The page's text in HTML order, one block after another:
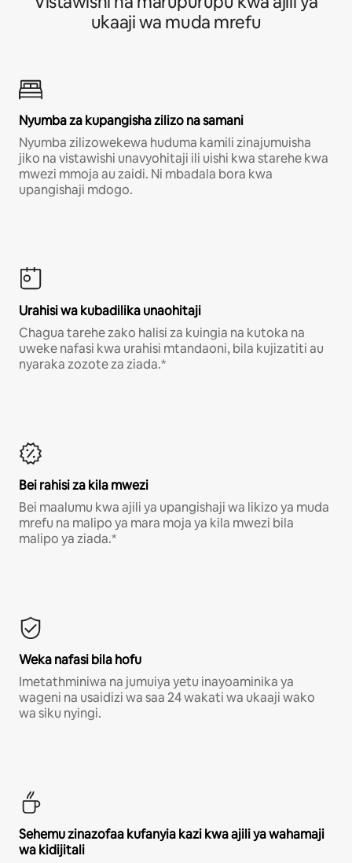
ukaaji wa muda mrefu
Nyumba za kupangisha zilizo na samani
Nyumba zilizowekewa huduma kamili zinajumuisha
jiko na vistawishi unavyohitaji ili uishi kwa starehe kwa
mwezi mmoja au zaidi. Ni mbadala bora kwa
upangishaji mdogo.
Urahisi wa kubadilika unaohitaji
Chagua tarehe zako halisi za kuingia na kutoka na
uweke nafasi kwa urahisi mtandaoni, bila kujizatiti au
nyaraka zozote za ziada.*
Bei rahisi za kila mwezi
Bei maalumu kwa ajili ya upangishaji wa likizo ya muda
mrefu na malipo ya mara moja ya kila mwezi bila
malipo ya ziada.*
Weka nafasi bila hofu
Imetathminiwa na jumuiya yetu inayoaminika ya
wageni na usaidizi wa saa 24 wakati wa ukaaji wako
wa siku nyingi.
Sehemu zinazofaa kufanyia kazi kwa ajili ya wahamaji
wa kidijitali